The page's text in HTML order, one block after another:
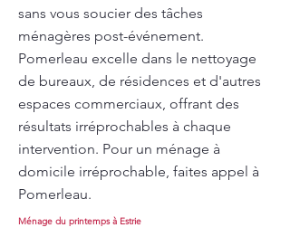
sans vous soucier des tâches
ménagères post-événement.
Pomerleau excelle dans le nettoyage
de bureaux, de résidences et d'autres
espaces commerciaux, offrant des
résultats irréprochables à chaque
intervention. Pour un ménage à
domicile irréprochable, faites appel à
Pomerleau.
Ménage du printemps à Estrie